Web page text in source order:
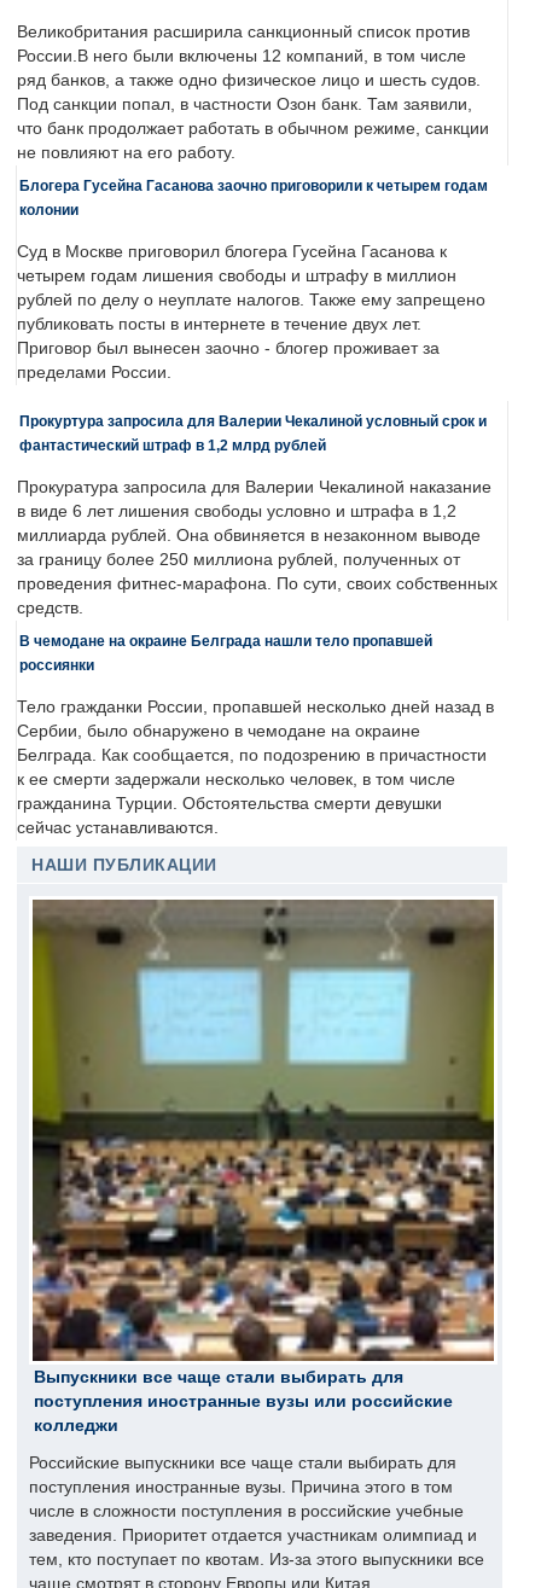
Великобритания расширила санкционный список против
России.В него были включены 12 компаний, в том числе
ряд банков, а также одно физическое лицо и шесть судов.
Под санкции попал, в частности Озон банк. Там заявили,
что банк продолжает работать в обычном режиме, санкции
не повлияют на его работу.
Блогера Гусейна Гасанова заочно приговорили к четырем годам
колонии
Суд в Москве приговорил блогера Гусейна Гасанова к
четырем годам лишения свободы и штрафу в миллион
рублей по делу о неуплате налогов. Также ему запрещено
публиковать посты в интернете в течение двух лет.
Приговор был вынесен заочно - блогер проживает за
пределами России.
Прокуртура запросила для Валерии Чекалиной условный срок и
фантастический штраф в 1,2 млрд рублей
Прокуратура запросила для Валерии Чекалиной наказание
в виде 6 лет лишения свободы условно и штрафа в 1,2
миллиарда рублей. Она обвиняется в незаконном выводе
за границу более 250 миллиона рублей, полученных от
проведения фитнес-марафона. По сути, своих собственных
средств.
В чемодане на окраине Белграда нашли тело пропавшей
россиянки
Тело гражданки России, пропавшей несколько дней назад в
Сербии, было обнаружено в чемодане на окраине
Белграда. Как сообщается, по подозрению в причастности
к ее смерти задержали несколько человек, в том числе
гражданина Турции. Обстоятельства смерти девушки
сейчас устанавливаются.
НАШИ ПУБЛИКАЦИИ
Выпускники все чаще стали выбирать для
поступления иностранные вузы или российские
колледжи
Российские выпускники все чаще стали выбирать для
поступления иностранные вузы. Причина этого в том
числе в сложности поступления в российские учебные
заведения. Приоритет отдается участникам олимпиад и
тем, кто поступает по квотам. Из-за этого выпускники все
чаще смотрят в сторону Европы или Китая.